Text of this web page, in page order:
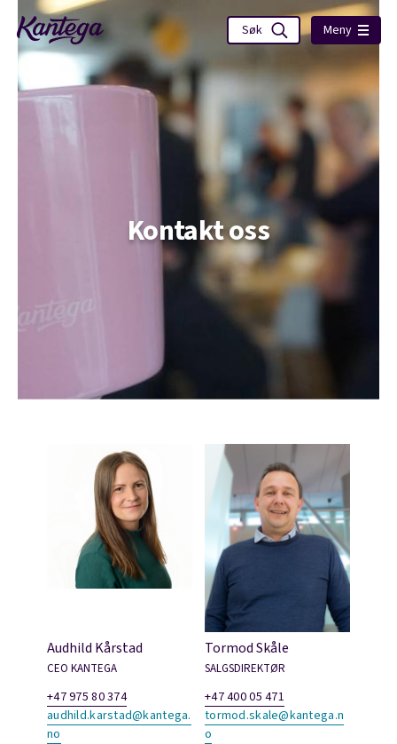
Meny
Kontakt oss
Audhild Kårstad
CEO KANTEGA
+47 975 80 374
audhild.karstad@kantega.
no
Tormod Skåle
SALGSDIREKTØR
+47 400 05 471
tormod.skale@kantega.n
o